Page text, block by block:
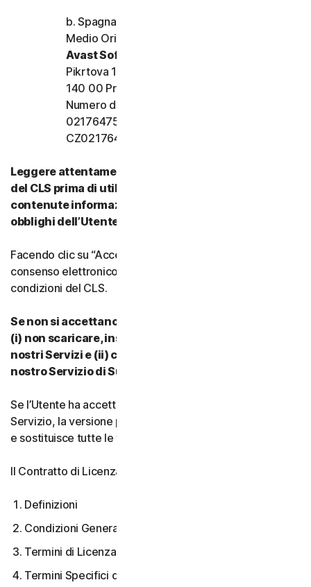
b. Spagna, Francia, Italia e resto d’Europa,
Medio Oriente e Africa
Avast Software s.r.o.
Pikrtova 1737/1a, Nusle,
140 00 Praga 4, Repubblica Ceca
Numero di registrazione dell’azienda:
02176475 e numero di partita IVA:
CZ02176475
Leggere attentamente tutti i termini e le condizioni
del CLS prima di utilizzare i nostri Servizi. Vi sono
contenute informazioni importanti su diritti e
obblighi dell’Utente.
Facendo clic su “Accetto” o indicando in altro modo il
consenso elettronico, si accettano i termini e le
condizioni del CLS.
Se non si accettano i termini e le condizioni del CLS:
(i) non scaricare, installare, accedere a o utilizzare i
nostri Servizi e (ii) contattare il proprio Provider o il
nostro Servizio di Supporto Clienti.
Se l’Utente ha accettato più versioni del CLS per un
Servizio, la versione più recente accettata è quella valida
e sostituisce tutte le versioni precedenti.
Il Contratto di Licenza e Servizi copre:
Definizioni
Condizioni Generali del Servizio
Termini di Licenza Software
Termini Specifici di alcuni Servizi